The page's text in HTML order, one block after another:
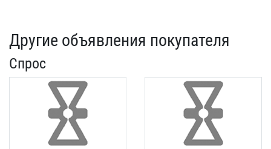
Другие объявления покупателя
Спрос